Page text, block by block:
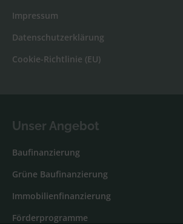
Impressum
Datenschutzerklärung
Cookie-Richtlinie (EU)
Unser Angebot
Baufinanzierung
Grüne Baufinanzierung
Immobilienfinanzierung
Förderprogramme